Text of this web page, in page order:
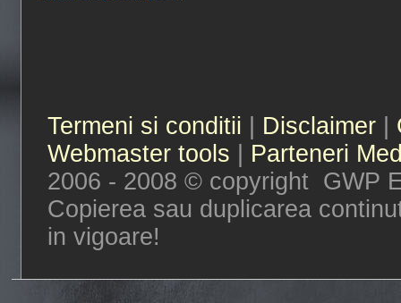
Termeni si conditii Disclaimer
Webmaster tools
Parteneri
2006 - 2008 © copyright GWP
Copierea sau duplicarea
in vigoare!